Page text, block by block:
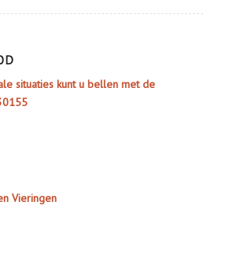
situaties kunt u bellen met de
Vieringen